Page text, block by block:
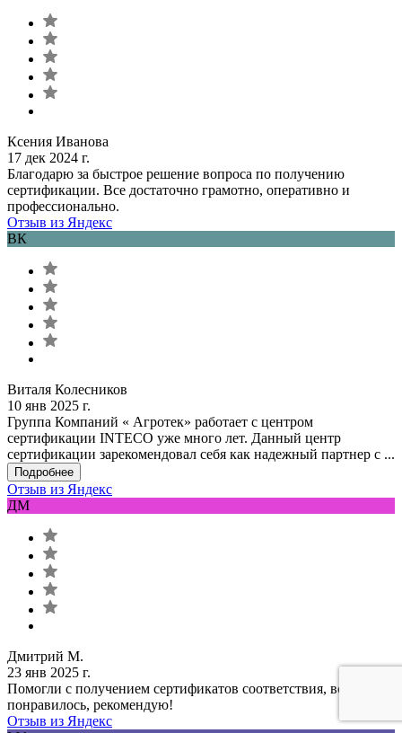
Ксения Иванова
17 дек 2024 г.
Благодарю за быстрое решение вопроса по получению
сертификации. Все достаточно грамотно, оперативно и
профессионально.
Отзыв из Яндекс
ВК
Виталя Колесников
10 янв 2025 г.
Группа Компаний « Агротек» работает с центром
сертификации INTECO уже много лет. Данный центр
сертификации зарекомендовал себя как надежный партнер с ...
Подробнее
Отзыв из Яндекс
ДМ
Дмитрий М.
23 янв 2025 г.
Помогли с получением сертификатов соответствия, все
понравилось, рекомендую!
Отзыв из Яндекс